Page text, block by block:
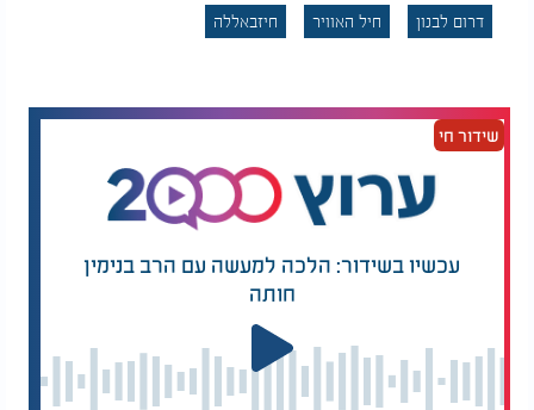
דרום לבנון חיל האוויר חיזבאללה
שידור חי
עכשיו בשידור: הלכה למעשה עם הרב בנימין
חותה